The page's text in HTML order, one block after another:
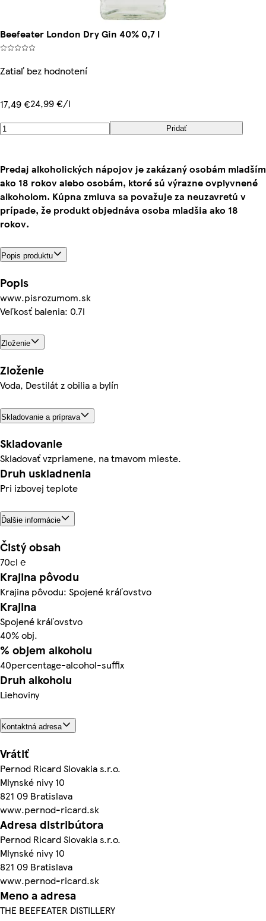
Beefeater London Dry Gin 40% 0,7 l
Zatiaľ bez hodnotení
17,49 €24,99 €/l
Pridať
Predaj alkoholických nápojov je zakázaný osobám mladším
ako 18 rokov alebo osobám, ktoré sú výrazne ovplyvnené
alkoholom. Kúpna zmluva sa považuje za neuzavretú v
prípade, že produkt objednáva osoba mladšia ako 18
rokov.
Popis produktu
Popis
www.pisrozumom.sk
Veľkosť balenia: 0.7l
Zloženie
Zloženie
Voda, Destilát z obilia a bylín
Skladovanie a príprava
Skladovanie
Skladovať vzpriamene, na tmavom mieste.
Druh uskladnenia
Pri izbovej teplote
Ďalšie informácie
Čistý obsah
70cl ℮
Krajina pôvodu
Krajina pôvodu: Spojené kráľovstvo
Krajina
Spojené kráľovstvo
40% obj.
% objem alkoholu
40percentage-alcohol-suffix
Druh alkoholu
Liehoviny
Kontaktná adresa
Vrátiť
Pernod Ricard Slovakia s.r.o.
Mlynské nivy 10
821 09 Bratislava
www.pernod-ricard.sk
Adresa distribútora
Pernod Ricard Slovakia s.r.o.
Mlynské nivy 10
821 09 Bratislava
www.pernod-ricard.sk
Meno a adresa
THE BEEFEATER DISTILLERY